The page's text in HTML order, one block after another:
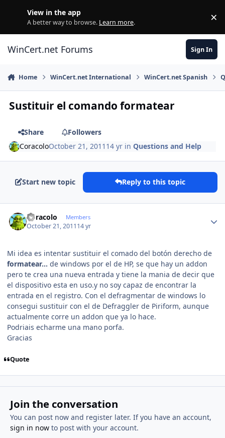
View in the app
A better way to browse. Learn more. ×
WinCert.net Forums Sign In
Home WinCert.net International WinCert.net Spanish
Sustituir el comando formatear
Share
Followers
CoracoloOctober 21, 2011 14 yr inQuestions and Help
Start new topic Reply to this topic
Coracolo Members
October 21, 201114 yr
Mi idea es intentar sustituir el comado del botón derecho de
formatear... de windows por el de HP, se que hay un addon
pero te crea una nueva entrada y tiene la mania de decir que
el dispositivo esta en uso.y no soy capaz de encontrar la
entrada en el registro. Con el defragmentar de windows lo
consegui sustituir con el de Defraggler de Piriform, aunque
actualmente corre un addon que ya lo hace.
Podriais echarme una mano porfa.
Gracias
Quote
Join the conversation
You can post now and register later. If you have an account,
sign in nowto post with your account.